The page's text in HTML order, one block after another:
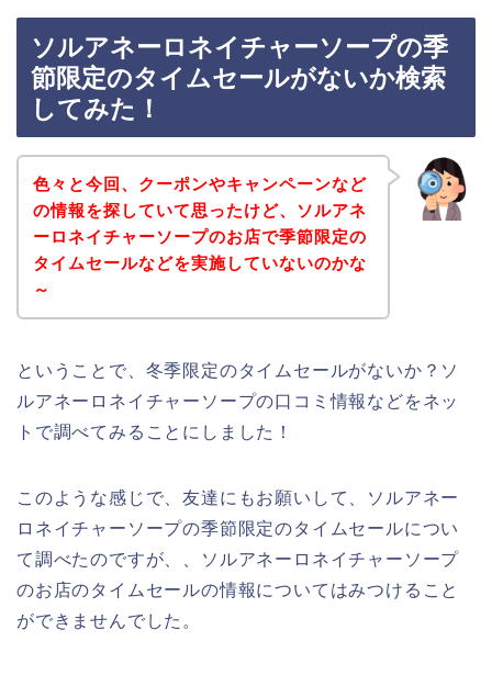
ソルアネーロネイチャーソープの季
節限定のタイムセールがないか検索
してみた！
色々と今回、クーポンやキャンペーンなど
の情報を探していて思ったけど、ソルアネ
ーロネイチャーソープのお店で季節限定の
タイムセールなどを実施していないのかな
～
ということで、冬季限定のタイムセールがないか？ソ
ルアネーロネイチャーソープの口コミ情報などをネッ
トで調べてみることにしました！
このような感じで、友達にもお願いして、ソルアネー
ロネイチャーソープの季節限定のタイムセールについ
て調べたのですが、、ソルアネーロネイチャーソープ
のお店のタイムセールの情報についてはみつけること
ができませんでした。